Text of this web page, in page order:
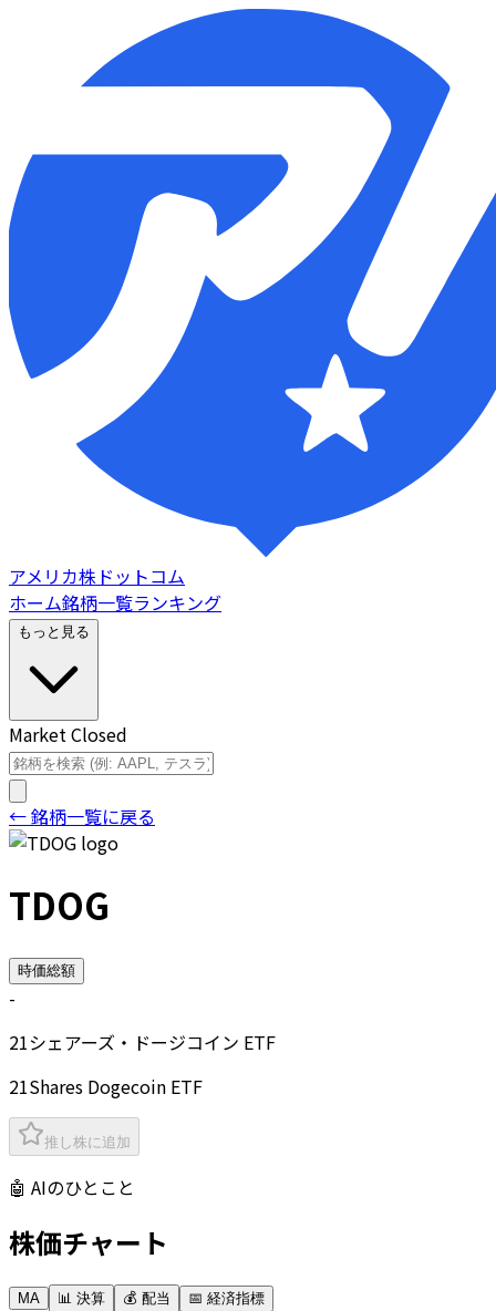
アメリカ株ドットコム
ホーム銘柄一覧ランキング
もっと見る
Market Closed
← 銘柄一覧に戻る
TDOG
時価総額
-
21シェアーズ・ドージコイン ETF
21Shares Dogecoin ETF
推し株に追加
🤖 AIのひとこと
株価チャート
MA 📊 決算 💰 配当
📅 経済指標